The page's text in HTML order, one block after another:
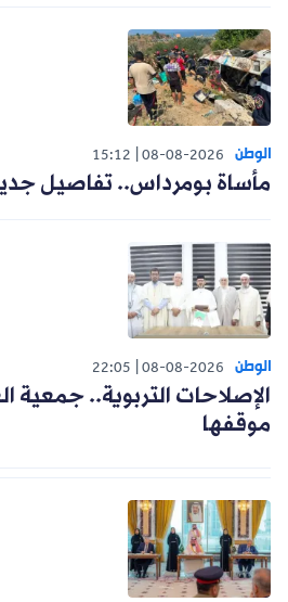
الوطن 08-08-2026
15:12
مأساة بومرداس.. تفاصيل
الوطن 08-08-2026
22:05
الإصلاحات التربوية.. جمعية
موقفها